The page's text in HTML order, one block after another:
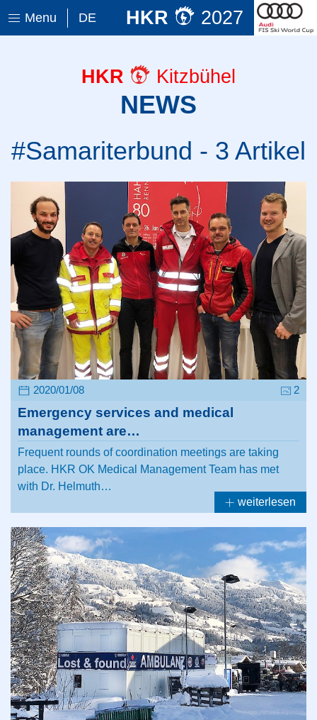
Menu DE HKR 2027
HKR Kitzbühel
NEWS
#Samariterbund - 3 Artikel
2020/01/08 2
Emergency services and medical
management are…
Frequent rounds of coordination meetings are taking
place. HKR OK Medical Management Team has met
with Dr. Helmuth…
weiterlesen